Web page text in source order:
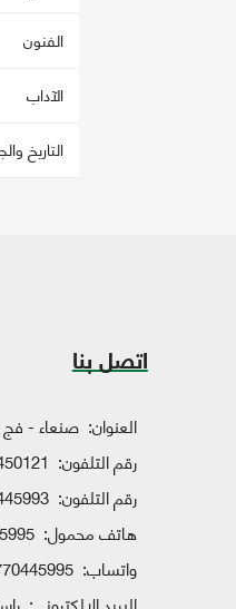
الفنون
الآداب
التاريخ
اتصل بنا
العنوان: صنعاء - فج
رقم التلفون:
رقم التلفون:
هاتف محمول:
واتساب: 770445995